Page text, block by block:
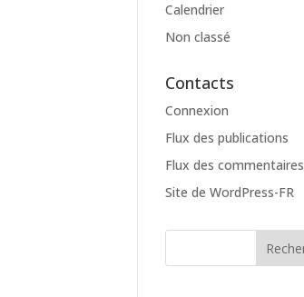
Calendrier
Non classé
Contacts
Connexion
Flux des publications
Flux des commentaires
Site de WordPress-FR